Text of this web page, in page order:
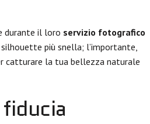
durante il loro servizio fotografico
più snella; l’importante,
catturare la tua bellezza naturale